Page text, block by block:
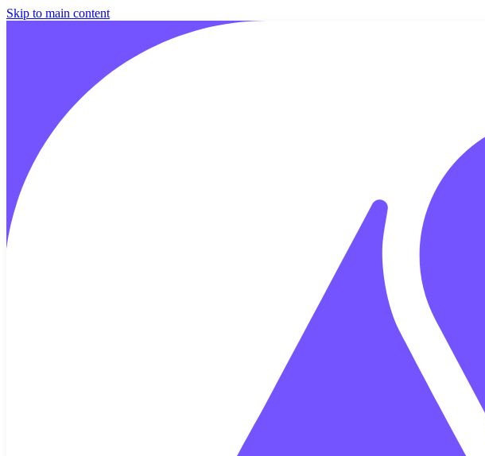
Skip to main content